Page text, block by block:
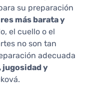
su preparación
más barata y
el cuello o el
no son tan
adecuada
jugosidad y